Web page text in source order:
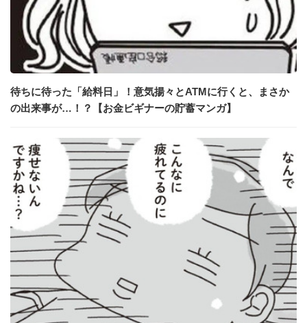
待ちに待った「給料日」！意気揚々とATMに行くと、まさか
の出来事が…！？【お金ビギナーの貯蓄マンガ】